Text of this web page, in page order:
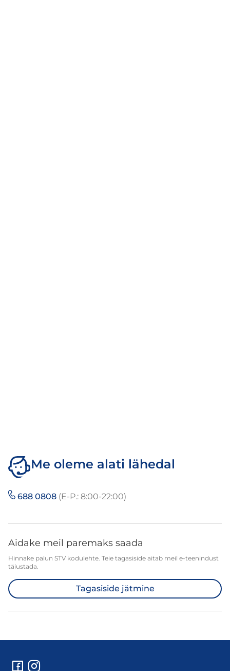
Me oleme alati lähedal
688 0808 (E-P.: 8:00-22:00)
Aidake meil paremaks saada
Hinnake palun STV kodulehte. Teie tagasiside aitab meil e-teenindust
täiustada.
Tagasiside jätmine